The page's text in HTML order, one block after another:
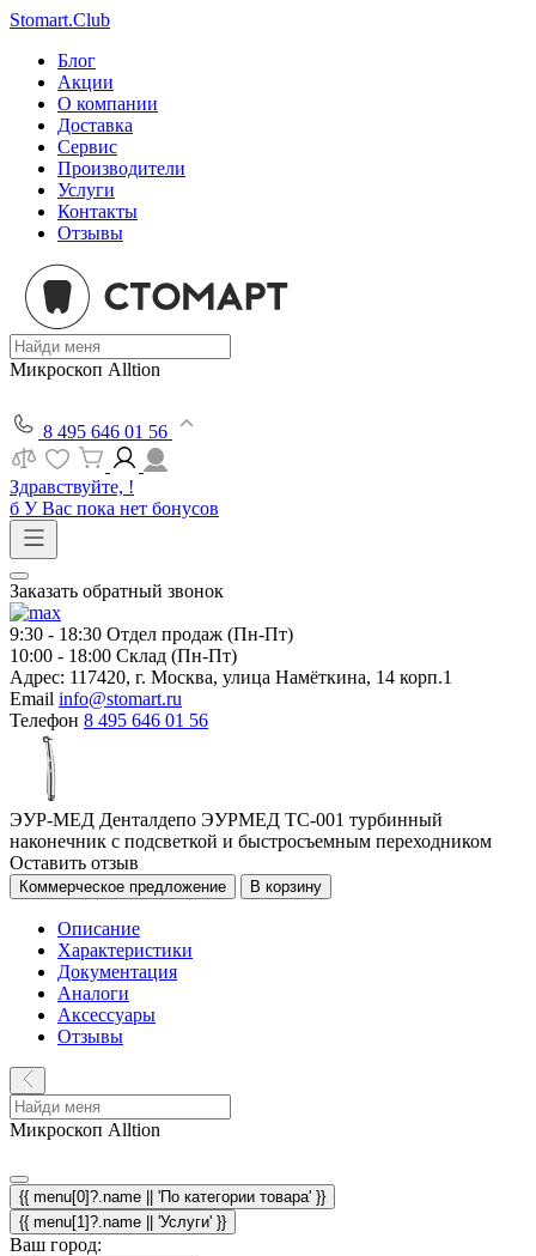
Stomart.Club
Блог
Акции
О компании
Доставка
Сервис
Производители
Услуги
Контакты
Отзывы
Микроскоп Alltion
8 495 646 01 56
Здравствуйте, !
б У Вас пока нет бонусов
Заказать обратный звонок
9:30 - 18:30 Отдел продаж (Пн-Пт)
10:00 - 18:00 Склад (Пн-Пт)
Адрес: 117420, г. Москва, улица Намёткина, 14 корп.1
Email info@stomart.ru
Телефон 8 495 646 01 56
ЭУР-МЕД Денталдепо ЭУРМЕД ТС-001 турбинный
наконечник с подсветкой и быстросъемным переходником
Оставить отзыв
Коммерческое предложение В корзину
Описание
Характеристики
Документация
Аналоги
Аксессуары
Отзывы
Микроскоп Alltion
{{ menu[0]?.name || 'По категории товара' }}
{{ menu[1]?.name || 'Услуги' }}
Ваш город: